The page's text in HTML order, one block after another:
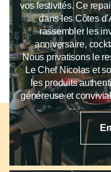
vos festivités. Ce
dans les Côtes
rassembler les
anniversaire,
Nous privatisons le
Le Chef Nicolas et
les produits
généreuse et